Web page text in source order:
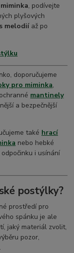
, podívejte
plyšových
melodií až po
doporučujeme
pro miminka,
mantinely
a bezpečnější
také hrací
nebo hebké
i usínání
postýlky?
prostředí pro
spánku je ale
jaký materiál zvolit,
pozor,